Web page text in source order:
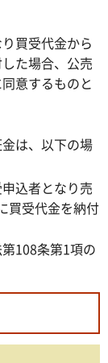
買受代金から
た場合、公売
意するものと
は、以下の場
込者となり売
買受代金を納付
108条第1項の